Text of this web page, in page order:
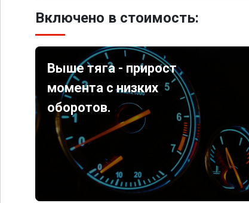
Включено в стоимость:
Выше тяга - прирост
момента с низких
оборотов.